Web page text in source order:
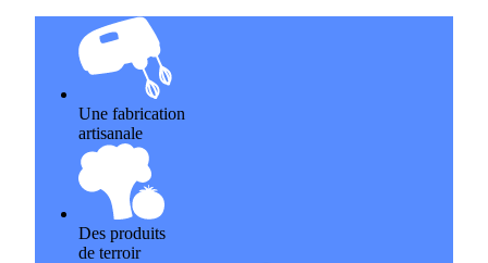
Une fabrication
artisanale
Des produits
de terroir